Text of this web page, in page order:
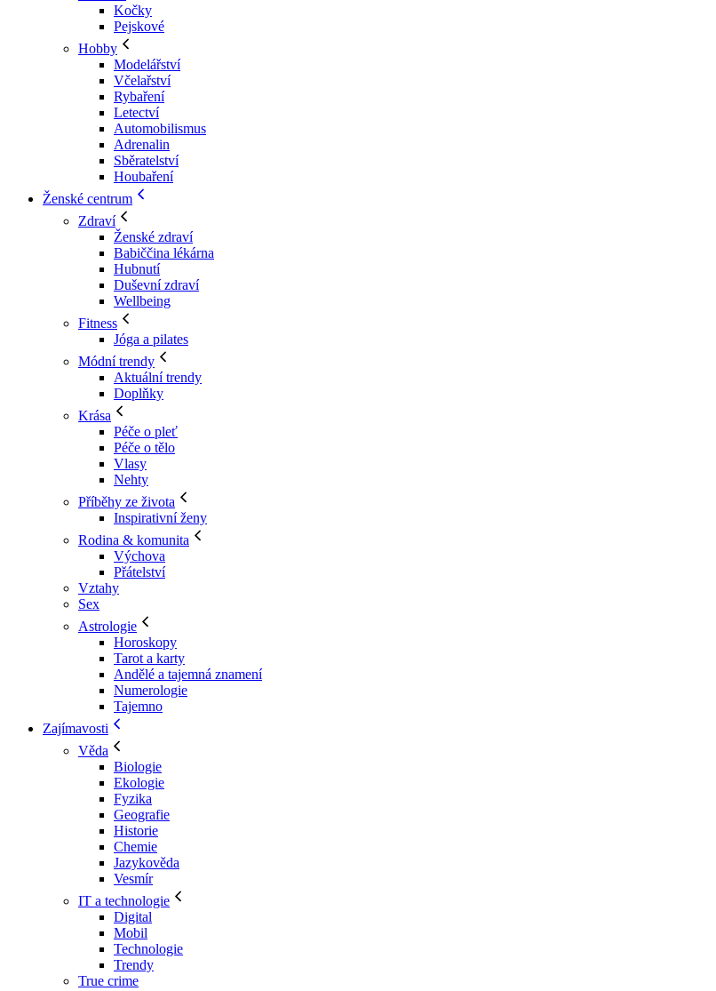
Kočky
Pejskové
Hobby
Modelářství
Včelařství
Rybaření
Letectví
Automobilismus
Adrenalin
Sběratelství
Houbaření
Ženské centrum
Zdraví
Ženské zdraví
Babiččina lékárna
Hubnutí
Duševní zdraví
Wellbeing
Fitness
Jóga a pilates
Módní trendy
Aktuální trendy
Doplňky
Krása
Péče o pleť
Péče o tělo
Vlasy
Nehty
Příběhy ze života
Inspirativní ženy
Rodina & komunita
Výchova
Přátelství
Vztahy
Sex
Astrologie
Horoskopy
Tarot a karty
Andělé a tajemná znamení
Numerologie
Tajemno
Zajímavosti
Věda
Biologie
Ekologie
Fyzika
Geografie
Historie
Chemie
Jazykověda
Vesmír
IT a technologie
Digital
Mobil
Technologie
Trendy
True crime